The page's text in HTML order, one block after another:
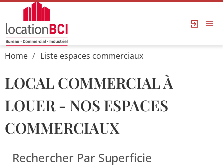
Home Liste espaces commerciaux
LOCAL COMMERCIAL À
LOUER - NOS ESPACES
COMMERCIAUX
Rechercher Par Superficie